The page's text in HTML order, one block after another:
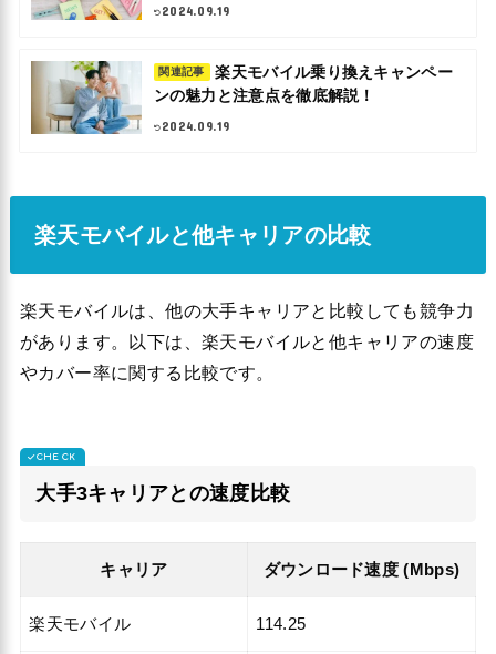
2024.09.19
関連記事
楽天モバイル乗り換えキャンペー
ンの魅力と注意点を徹底解説！
2024.09.19
楽天モバイルと他キャリアの比較
楽天モバイルは、他の大手キャリアと比較しても競争力
があります。以下は、楽天モバイルと他キャリアの速度
やカバー率に関する比較です。
大手3キャリアとの速度比較
キャリア ダウンロード速度 (Mbps)
楽天モバイル 114.25